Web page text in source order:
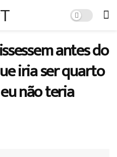
antes do
iria ser quarto
não teria